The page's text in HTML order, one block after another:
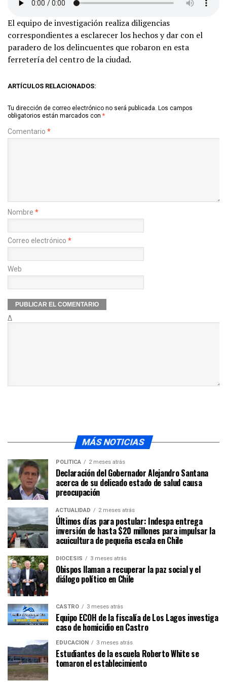
El equipo de investigación realiza diligencias
correspondientes a esclarecer los hechos y dar con el
paradero de los delincuentes que robaron en esta
ferretería del centro de la ciudad.
ARTÍCULOS RELACIONADOS:
Tu dirección de correo electrónico no será publicada. Los campos
obligatorios están marcados con *
Comentario *
Nombre *
Correo electrónico *
Web
Δ
MÁS NOTICIAS
POLÍTICA 2 meses atrás
Declaración del Gobernador Alejandro Santana
acerca de su delicado estado de salud causa
preocupación
ACTUALIDAD 2 meses atrás
Últimos días para postular: Indespa entrega
inversión de hasta $20 millones para impulsar la
acuicultura de pequeña escala en Chile
DIÓCESIS 3 meses atrás
Obispos llaman a recuperar la paz social y el
diálogo político en Chile
CASTRO 3 meses atrás
Equipo ECOH de la fiscalía de Los Lagos investiga
caso de homicidio en Castro
EDUCACIÓN 3 meses atrás
Estudiantes de la escuela Roberto White se
tomaron el establecimiento